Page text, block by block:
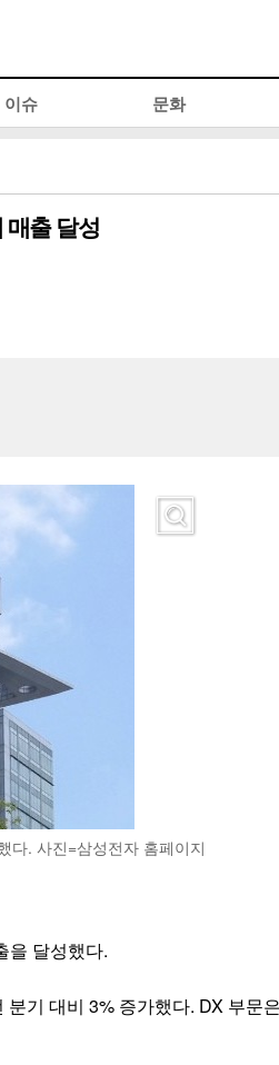
이슈 문화
출 달성
다. 사진=삼성전자 홈페이지
을 달성했다.
기 대비 3% 증가했다. DX 부문